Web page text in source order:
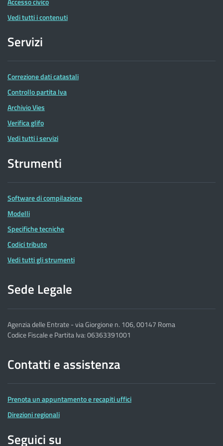
Vedi tutti i contenuti
Servizi
Correzione dati catastali
Controllo partita Iva
Archivio Vies
Verifica glifo
Vedi tutti i servizi
Strumenti
Software di compilazione
Modelli
Specifiche tecniche
Codici tributo
Vedi tutti gli strumenti
Sede Legale
Agenzia delle Entrate - via Giorgione n. 106, 00147 Roma
Codice Fiscale e Partita Iva: 06363391001
Contatti e assistenza
Prenota un appuntamento e recapiti uffici
Direzioni regionali
Seguici su